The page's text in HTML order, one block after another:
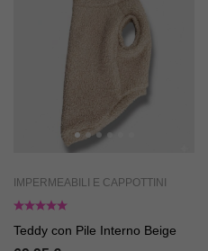
IMPERMEABILI E CAPPOTTINI
Teddy con Pile Interno Beige